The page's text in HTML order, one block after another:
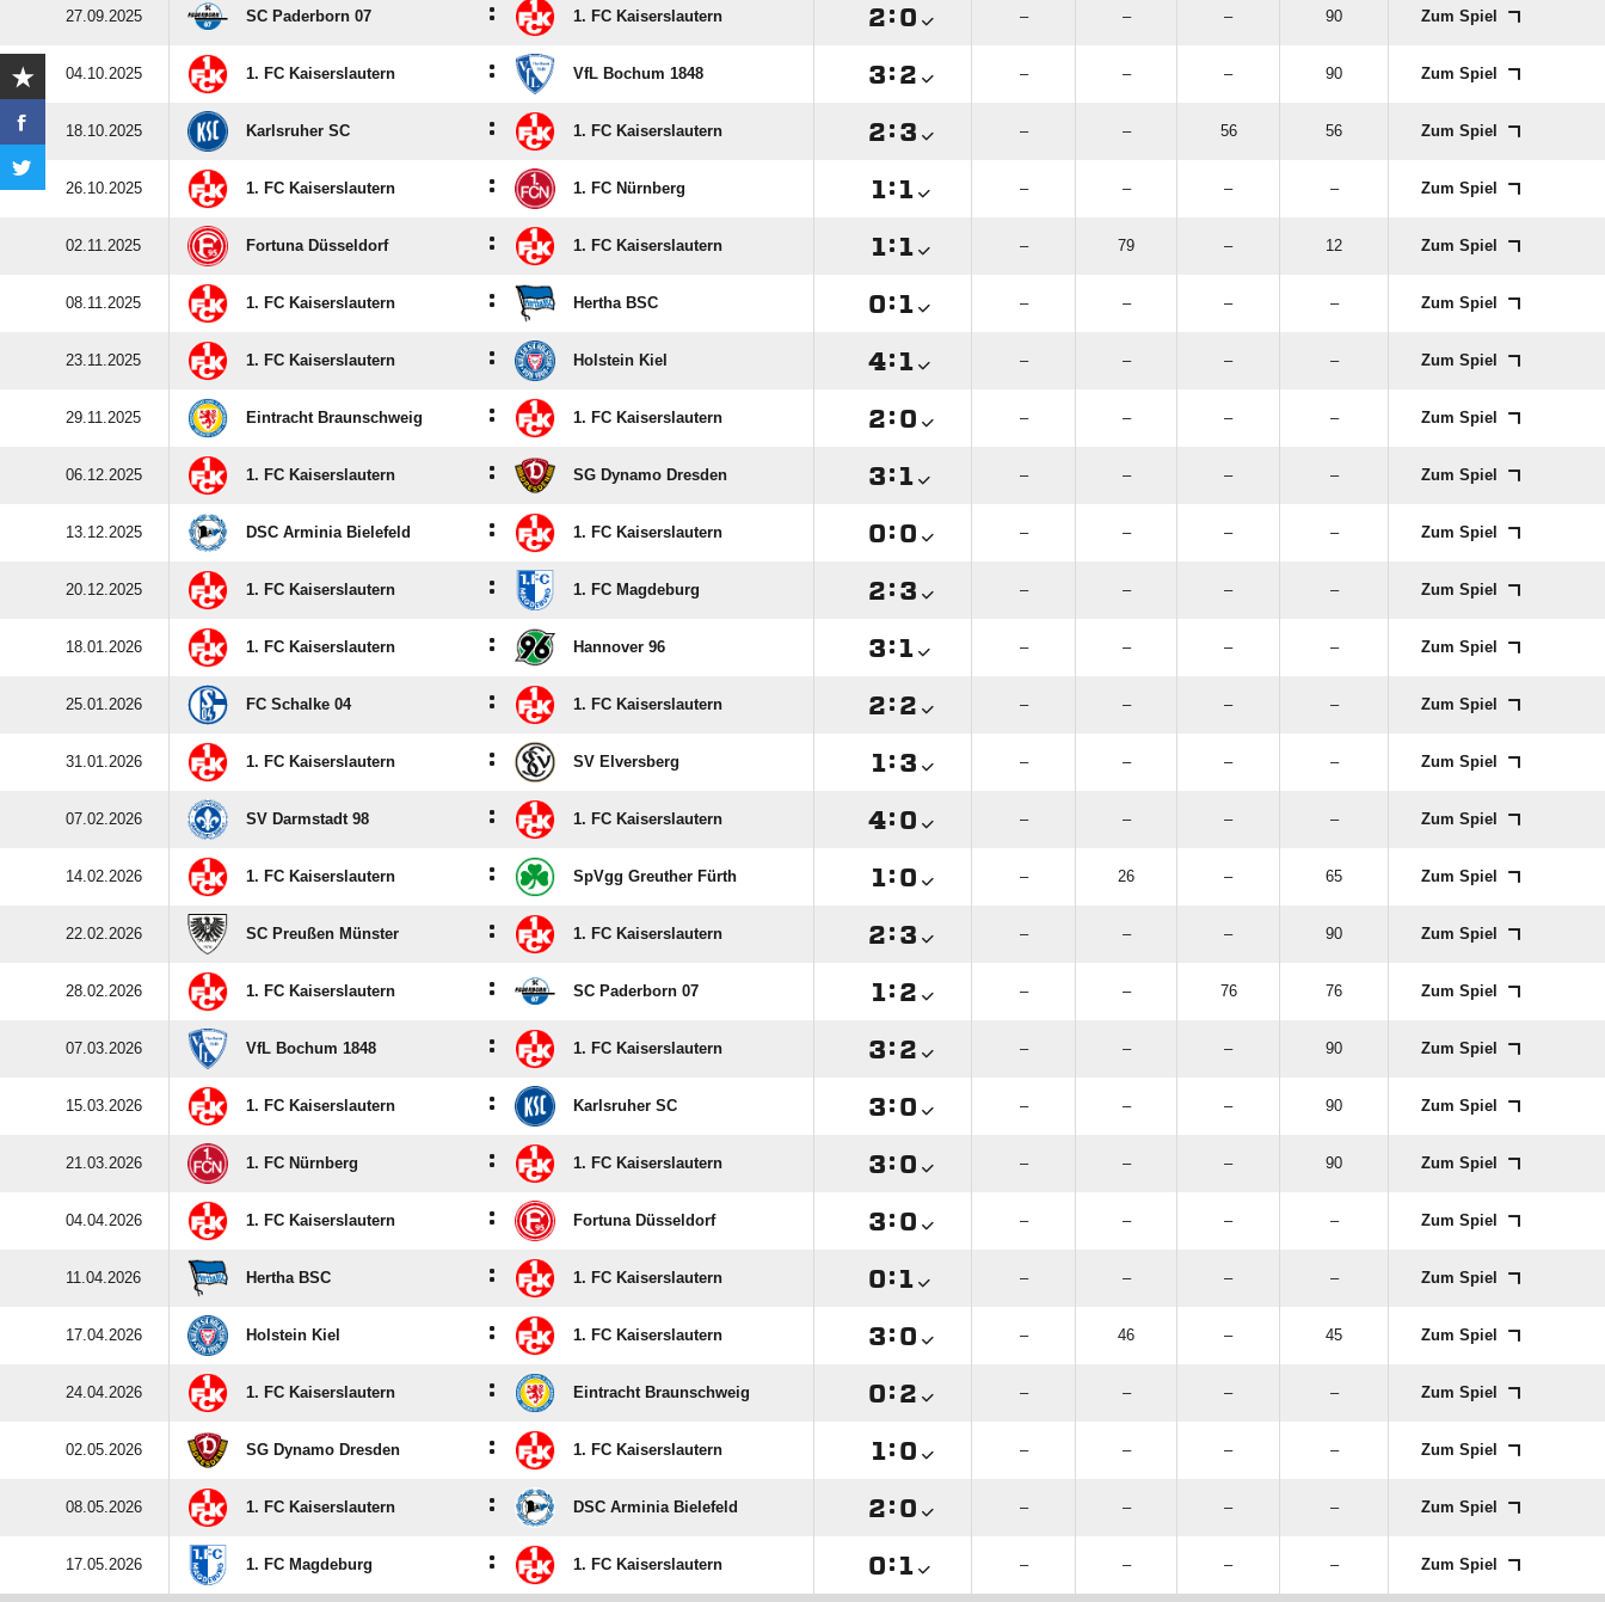
27.09.2025 SC Paderborn 07 : 1. FC Kaiserslautern :  – – – 90 Zum Spiel
04.10.2025 1. FC Kaiserslautern : VfL Bochum 1848 :  – – – 90 Zum Spiel
18.10.2025 Karlsruher SC : 1. FC Kaiserslautern :  – – 56 56 Zum Spiel
26.10.2025 1. FC Kaiserslautern : 1. FC Nürnberg :  – – – – Zum Spiel
02.11.2025 Fortuna Düsseldorf : 1. FC Kaiserslautern :  – 79 – 12 Zum Spiel
08.11.2025 1. FC Kaiserslautern : Hertha BSC :  – – – – Zum Spiel
23.11.2025 1. FC Kaiserslautern : Holstein Kiel :  – – – – Zum Spiel
29.11.2025 Eintracht Braunschweig : 1. FC Kaiserslautern :  – – – – Zum Spiel
06.12.2025 1. FC Kaiserslautern : SG Dynamo Dresden :  – – – – Zum Spiel
13.12.2025 DSC Arminia Bielefeld : 1. FC Kaiserslautern :  – – – – Zum Spiel
20.12.2025 1. FC Kaiserslautern : 1. FC Magdeburg :  – – – – Zum Spiel
18.01.2026 1. FC Kaiserslautern : Hannover 96 :  – – – – Zum Spiel
25.01.2026 FC Schalke 04 : 1. FC Kaiserslautern :  – – – – Zum Spiel
31.01.2026 1. FC Kaiserslautern : SV Elversberg :  – – – – Zum Spiel
07.02.2026 SV Darmstadt 98 : 1. FC Kaiserslautern :  – – – – Zum Spiel
14.02.2026 1. FC Kaiserslautern : SpVgg Greuther Fürth :  – 26 – 65 Zum Spiel
22.02.2026 SC Preußen Münster : 1. FC Kaiserslautern :  – – – 90 Zum Spiel
28.02.2026 1. FC Kaiserslautern : SC Paderborn 07 :  – – 76 76 Zum Spiel
07.03.2026 VfL Bochum 1848 : 1. FC Kaiserslautern :  – – – 90 Zum Spiel
15.03.2026 1. FC Kaiserslautern : Karlsruher SC :  – – – 90 Zum Spiel
21.03.2026 1. FC Nürnberg : 1. FC Kaiserslautern :  – – – 90 Zum Spiel
04.04.2026 1. FC Kaiserslautern : Fortuna Düsseldorf :  – – – – Zum Spiel
11.04.2026 Hertha BSC : 1. FC Kaiserslautern :  – – – – Zum Spiel
17.04.2026 Holstein Kiel : 1. FC Kaiserslautern :  – 46 – 45 Zum Spiel
24.04.2026 1. FC Kaiserslautern : Eintracht Braunschweig :  – – – – Zum Spiel
02.05.2026 SG Dynamo Dresden : 1. FC Kaiserslautern :  – – – – Zum Spiel
08.05.2026 1. FC Kaiserslautern : DSC Arminia Bielefeld :  – – – – Zum Spiel
17.05.2026 1. FC Magdeburg : 1. FC Kaiserslautern :  – – – – Zum Spiel